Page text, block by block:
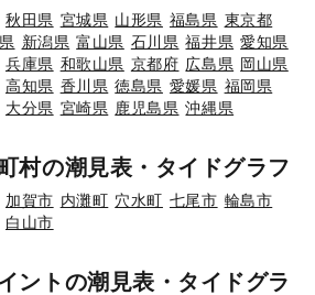
秋田県 宮城県 山形県 福島県 東京都
新潟県 富山県 石川県 福井県 愛知県
兵庫県 和歌山県 京都府 広島県 岡山県
高知県 香川県 徳島県 愛媛県 福岡県
大分県 宮崎県 鹿児島県 沖縄県
村の潮見表・タイドグラフ
加賀市 内灘町 穴水町 七尾市 輪島市
白山市
ントの潮見表・タイドグラ